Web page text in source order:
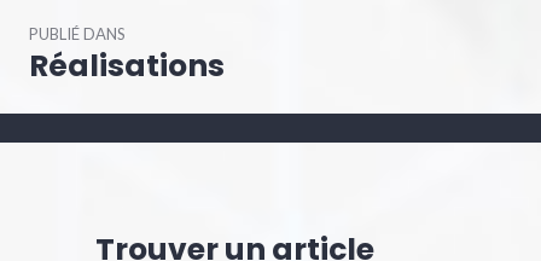
dePUBLIÉ DANS
Réalisations
Trouver un article